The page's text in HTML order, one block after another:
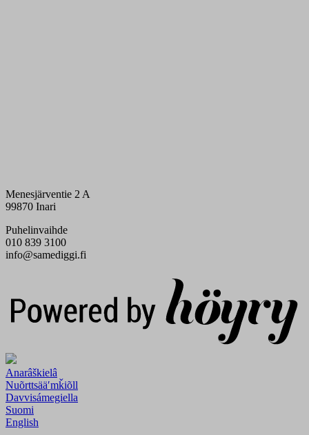
Menesjärventie 2 A
99870 Inari
Puhelinvaihde
010 839 3100
info@samediggi.fi
Anarâškielâ
Nuõrttsääʹmǩiõll
Davvisámegiella
Suomi
English